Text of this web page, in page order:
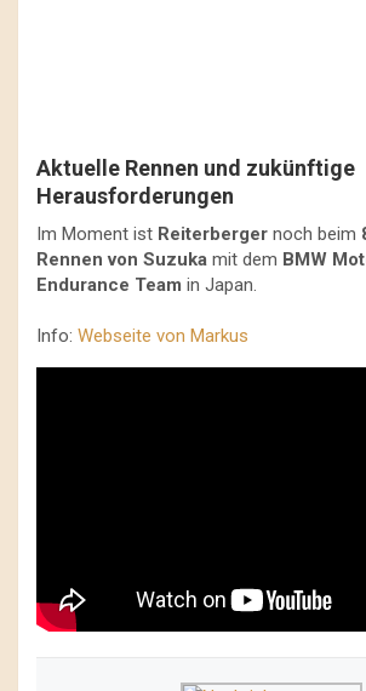
Aktuelle Rennen und zukünftige
Herausforderungen
Im Moment ist Reiterberger noch beim
Rennen von Suzuka mit dem BMW
Endurance Team in Japan.
Info: Webseite von Markus